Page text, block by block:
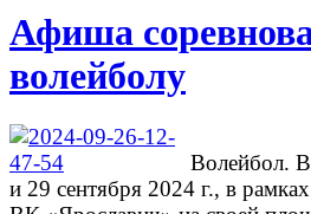
Афиша
волейболу
Волейбол. В
и 29 сентября 2024 г., в